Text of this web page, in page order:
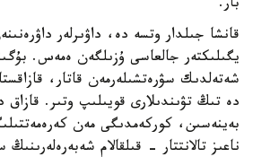
بار.
قانشا جىلدار وتسە دە، داۋىرلەر
يگىلىكتەر جالعاسى ۇزىلگەن ەمەس.
شەتەلدىك سۋرەتشىلەرمەن قاتار،
دە تىڭ تۋىندىلارى قويىلىپ وتىر. قازاق
بەينەسىن، كوركەمدىگى مەن
ناعىز تالانتتار - قىلقالام شەبەرەلەرىنىڭ